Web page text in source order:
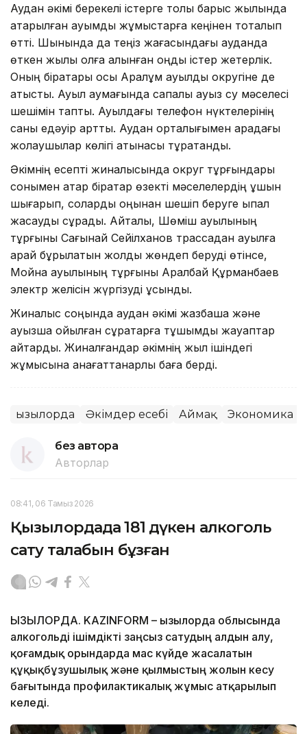
Аудан әкімі берекелі істерге толы барыс жылында
атқарылған ауқымды жұмыстарға кеңінен тоқталып
өтті. Шынында да теңіз жағасындағы ауданда
өткен жылы қолға алынған оңды істер жетерлік.
Оның бірқатары осы Аралқұм ауылдық округіне де
қатысты. Ауыл аумағында сапалы ауыз су мәселесі
шешімін тапты. Ауылдағы телефон нүктелерінің
саны едәуір артты. Аудан орталығымен арадағы
жолаушылар көлігі қатынасы тұрақтанды.
Әкімнің есепті жиналысында округ тұрғындары
сонымен қатар бірқатар өзекті мәселелердің ұшын
шығарып, соларды оңынан шешіп беруге ықпал
жасауды сұрады. Айталық, Шөміш ауылының
тұрғыны Сағынай Сейілханов трассадан ауылға
қарай бұрылатын жолды жөндеп беруді өтінсе,
Мойнақ ауылының тұрғыны Аралбай Құрманбаев
электр желісін жүргізуді ұсынды.
Жиналыс соңында аудан әкімі жазбаша және
ауызша қойылған сұрақтарға тұшымды жауаптар
қайтарды. Жиналғандар әкімнің жыл ішіндегі
жұмысына қанағаттанарлық баға берді.
Қызылорда Әкімдер есебі Аймақ Экономика
без автора
Авторлар
08:41, 06 Тамыз 2026
Қызылордада 181 дүкен алкоголь
сату талабын бұзған
ҚЫЗЫЛОРДА. KAZINFORM – Қызылорда облысында
алкогольді ішімдікті заңсыз сатудың алдын алу,
қоғамдық орындарда мас күйде жасалатын
құқықбұзушылық және қылмыстың жолын кесу
бағытында профилактикалық жұмыс атқарылып
келеді.